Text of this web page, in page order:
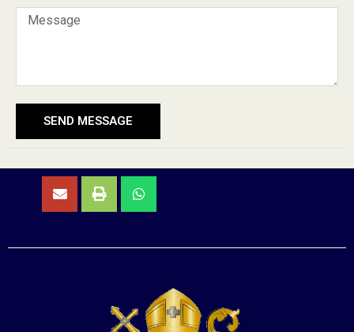
SEND MESSAGE